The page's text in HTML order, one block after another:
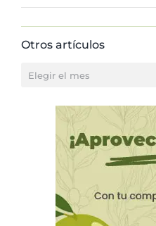
Otros artículos
Otros